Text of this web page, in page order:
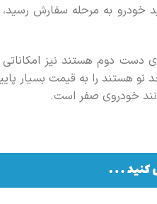
است. اگر خرید خودرو به مرحله سفارش
دست دوم هستند نیز
نو هستند را به قیمت بسیار
خودروی صفر است.